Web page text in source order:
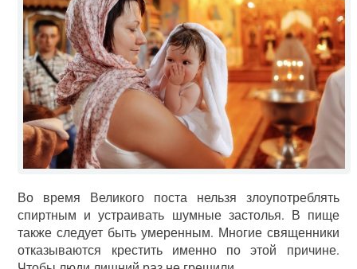
Во время Великого поста нельзя злоупотреблять
спиртным и устраивать шумные застолья. В пище
также следует быть умеренным. Многие священники
отказываются крестить именно по этой причине.